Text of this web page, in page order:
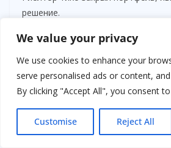
We value your privacy
We use cookies to enhance your
serve personalised ads or content,
By clicking "Accept All", you consent
Customise Reject All
решение.
— Тогда я, пожалуй,
вопрос не ко мне.
Он направился к выходу, стараясь
дальше. Вадим даже не посмотрел
впервые пытался увидеть не